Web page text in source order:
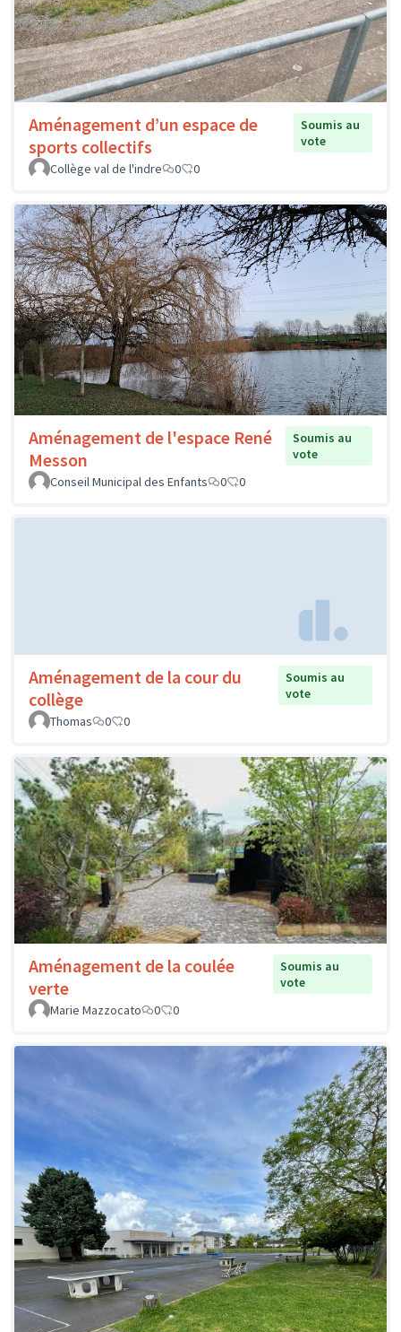
Aménagement d’un espace de
sports collectifs
Soumis au
vote
Collège val de l'indre
0 0
Aménagement de l'espace René
Messon
Soumis au
vote
Conseil Municipal des Enfants
0 0
Aménagement de la cour du
collège
Soumis au
vote
Thomas
0 0
Aménagement de la coulée
verte
Soumis au
vote
Marie Mazzocato
0 0